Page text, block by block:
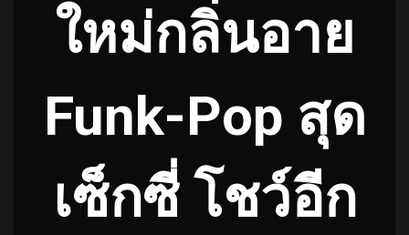
ใหม่กลิ่นอาย
Funk-Pop สุด
เซ็กซี่ โชว์อีก